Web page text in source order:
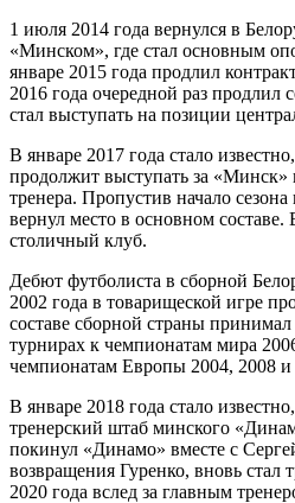
1 июля 2014 года вернулся в
«Минском», где стал основным
январе 2015 года продлил
2016 года очередной раз продлил
стал выступать на позиции
В январе 2017 года стало
продолжит выступать за «Минск»
тренера. Пропустив начало
вернул место в основном составе.
столичный клуб.
Дебют футболиста в сборной
2002 года в товарищеской игре
составе сборной страны
турнирах к чемпионатам мира
чемпионатам Европы 2004, 2008 и
В январе 2018 года стало
тренерский штаб минского
покинул «Динамо» вместе с
возвращения Гуренко, вновь стал
2020 года вслед за главным